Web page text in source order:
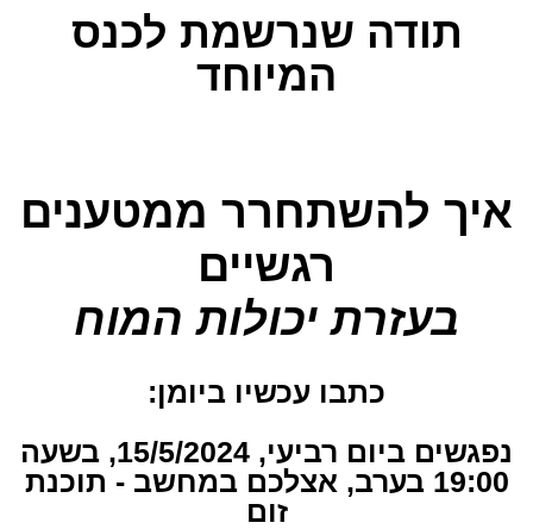
תודה שנרשמת לכנס
המיוחד
איך להשתחרר ממטענים
רגשיים
בעזרת יכולות המוח
כתבו עכשיו ביומן:
נפגשים ביום רביעי, 15/5/2024, בשעה
19:00 בערב, אצלכם במחשב - תוכנת
זום